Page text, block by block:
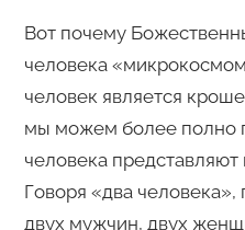
Вот почему
человека
человек является
мы можем более полно
человека
Говоря «два
двух мужчин, двух